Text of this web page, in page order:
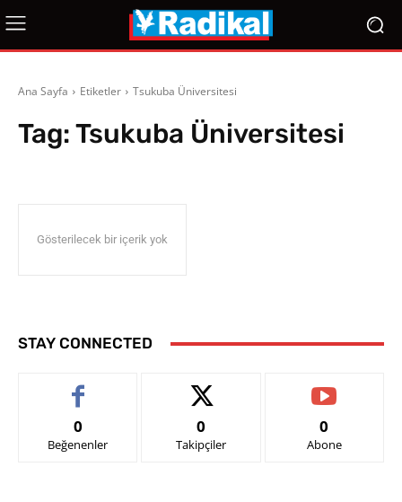
Ana Sayfa Etiketler Tsukuba Üniversitesi
Tag:Tsukuba Üniversitesi
Gösterilecek bir içerik yok
STAY CONNECTED
0
Beğenenler
0
Takipçiler
0
Abone